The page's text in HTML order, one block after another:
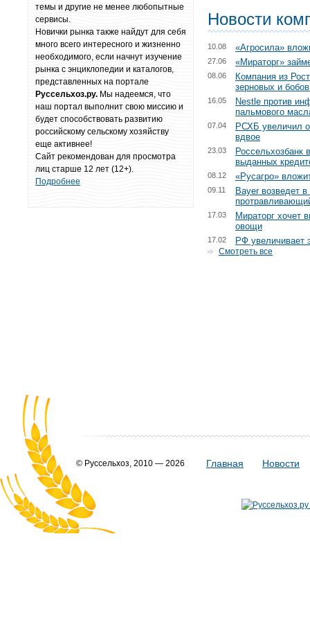
Новости
«Агросила»
10.08
«Мираторг»
27.06
Компания из
зерновых и
08.06
Nestle против
пальмового
16.05
РСХБ увеличил
вдвое
07.04
Россельхозбанк
выданных
23.03
«Русагро»
08.12
Bayer возведет
09.11
Мираторг хочет
овощи
17.03
РФ увеличивает
17.02
Смотреть все
темы и другие не менее любопытные
сервисы.
Новички рынка также найдут для себя
много всего интересного и жизненно
необходимого, если начнут изучение
рынка с энциклопедии и каталогов,
представленных на портале
Руссельхоз.ру. Мы надеемся, что
наш портал выполнит свою миссию и
будет способствовать развитию
российскому сельскому хозяйству
еще активнее!
Сайт рекомендован для просмотра
лиц старше 12 лет (12+).
Подробнее
© Руссельхоз, 2010 — 2026 Главная Новости